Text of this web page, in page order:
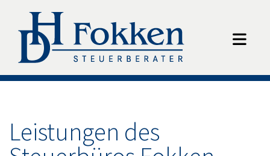
Leistungen des